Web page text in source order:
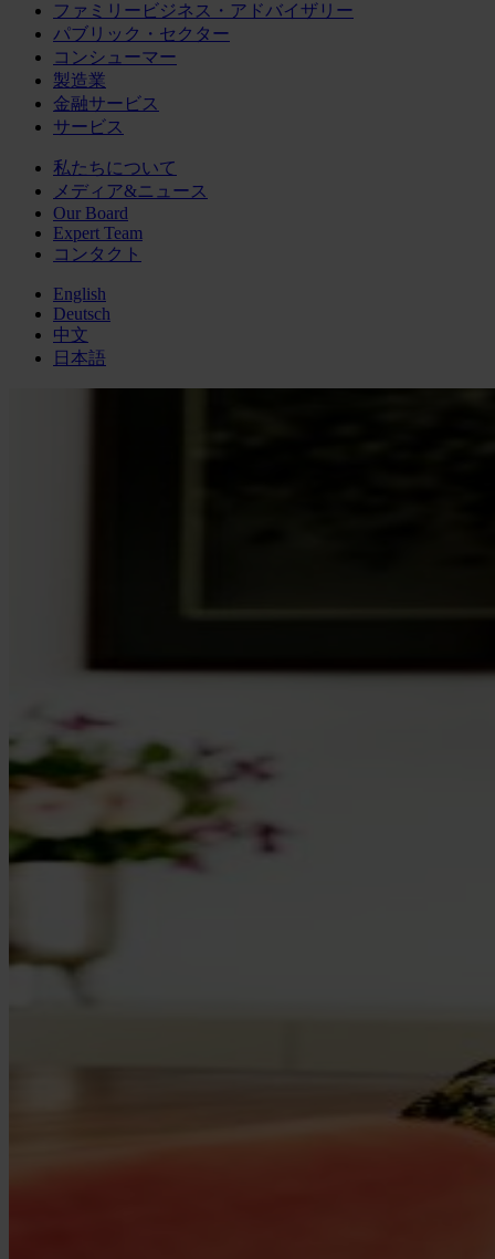
ファミリービジネス・アドバイザリー
パブリック・セクター
コンシューマー
製造業
金融サービス
サービス
私たちについて
メディア&ニュース
Our Board
Expert Team
コンタクト
English
Deutsch
中文
日本語